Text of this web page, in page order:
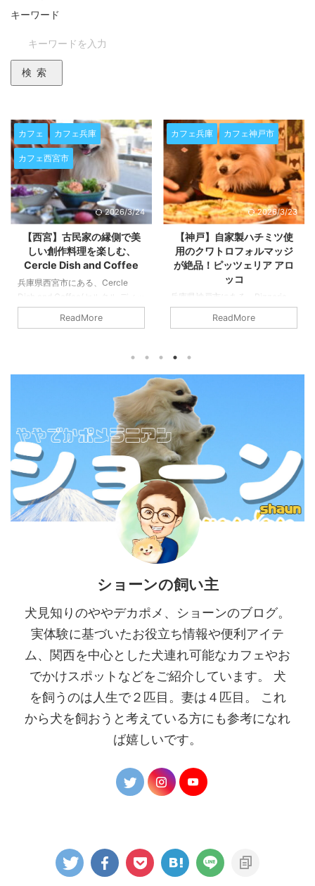
キーワード
検索
カフェ カフェ兵庫
カフェ西宮市
2026/3/24
【西宮】古民家の縁側で美
しい創作料理を楽しむ、
Cercle Dish and Coffee
兵庫県西宮市にある、Cercle
Dish and Coffee(セルクル ディッ
シュアンドコーヒー)へ行ってき
ー）』。 ここは、単なるカフェ
の枠を超え、訪れる人の心と体を
満たしてくれる特別な場所です。
地元の食通たちからも愛され、遠
方からわざわざ足を運ぶファンも
絶えないその魅力をご紹介しま
す。 苦楽園の街に溶け込む、隠
れ家のようなロケーシ ...
ReadMore
カフェ兵庫 カフェ神戸市
2026/3/23
【神戸】自家製ハチミツ使
用のクワトロフォルマッジ
が絶品！ピッツェリア アロ
ッコ
兵庫県神戸市にある、Pizzeria
ALOCCO(ピッツェリア アロッ
宅街に佇む『Pizzeria
ALOCCO(ピッツェリア アロッ
コ)』です。 もともと芦屋で人気
を博していたこのお店が、2020
年に現在の春日野道エリアへ移転
オープン。ピッツァの美味しさは
もちろん、他にはないユニークな
特徴を併せ持つこの名店につい
て、その魅力を詳しくご紹介しま
す。 フクロウがいっぱい 店名の
「アロッ ...
ReadMore
ショーンの飼い主
犬見知りのややデカポメ、ショーンのブログ。
実体験に基づいたお役立ち情報や便利アイテ
ム、関西を中心とした犬連れ可能なカフェやお
でかけスポットなどをご紹介しています。 犬
を飼うのは人生で２匹目。妻は４匹目。 これ
から犬を飼おうと考えている方にも参考になれ
ば嬉しいです。